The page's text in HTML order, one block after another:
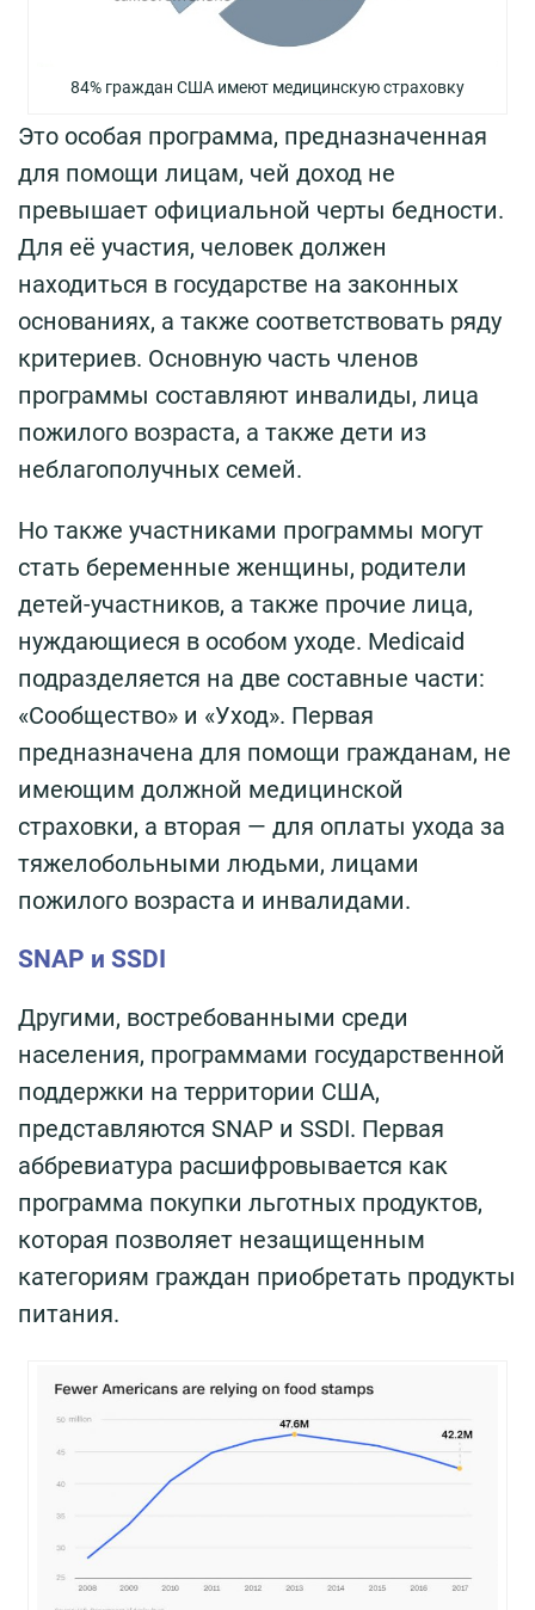
84% граждан США имеют медицинскую страховку
Это особая программа, предназначенная
для помощи лицам, чей доход не
превышает официальной черты бедности.
Для её участия, человек должен
находиться в государстве на законных
основаниях, а также соответствовать ряду
критериев. Основную часть членов
программы составляют инвалиды, лица
пожилого возраста, а также дети из
неблагополучных семей.
Но также участниками программы могут
стать беременные женщины, родители
детей-участников, а также прочие лица,
нуждающиеся в особом уходе. Medicaid
подразделяется на две составные части:
«Сообщество» и «Уход». Первая
предназначена для помощи гражданам, не
имеющим должной медицинской
страховки, а вторая — для оплаты ухода за
тяжелобольными людьми, лицами
пожилого возраста и инвалидами.
SNAP и SSDI
Другими, востребованными среди
населения, программами государственной
поддержки на территории США,
представляются SNAP и SSDI. Первая
аббревиатура расшифровывается как
программа покупки льготных продуктов,
которая позволяет незащищенным
категориям граждан приобретать продукты
питания.